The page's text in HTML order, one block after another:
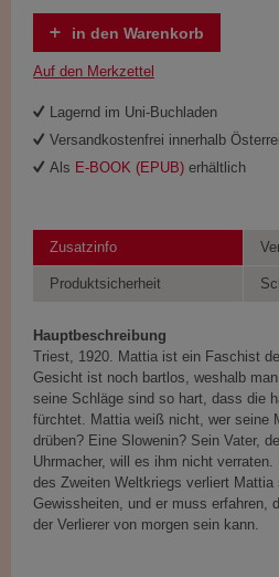
in den Warenkorb
Auf den Merkzettel
Lagernd im Uni-Buchladen
Versandkostenfrei innerhalb
Als E-BOOK (EPUB) erhältlich
Zusatzinfo
Produktsicherheit
Hauptbeschreibung
Triest, 1920. Mattia ist ein Faschist
Gesicht ist noch bartlos, weshalb
seine Schläge sind so hart, dass die
fürchtet. Mattia weiß nicht, wer seine
drüben? Eine Slowenin? Sein Vater,
Uhrmacher, will es ihm nicht
des Zweiten Weltkriegs verliert
Gewissheiten, und er muss erfahren,
der Verlierer von morgen sein kann.